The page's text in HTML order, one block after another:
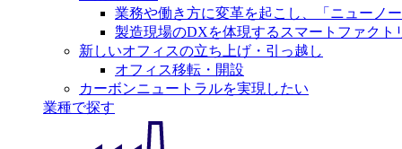
業務や働き方に変革を起こし、「ニューノ
製造現場のDXを体現するスマートファクト
新しいオフィスの立ち上げ・引っ越し
オフィス移転・開設
カーボンニュートラルを実現したい
業種で探す